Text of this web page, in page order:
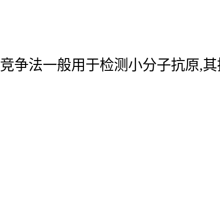
竞争法一般用于检测小分子抗原,